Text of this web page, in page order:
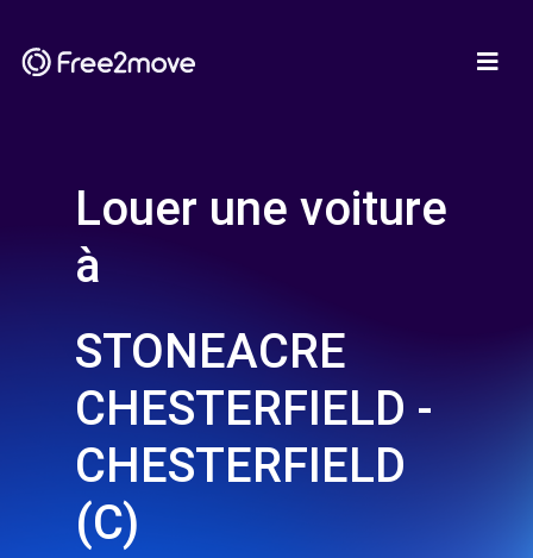
Louer une voiture
à
STONEACRE
CHESTERFIELD -
CHESTERFIELD
(C)